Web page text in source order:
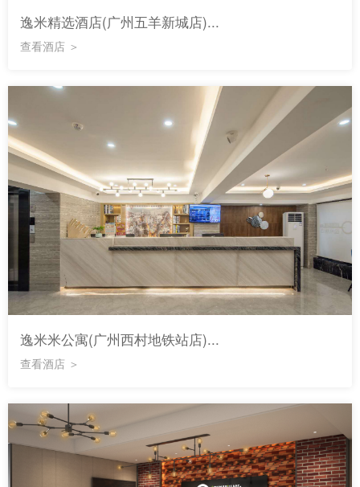
逸米精选酒店(广州五羊新城店)...
查看酒店 ＞
逸米米公寓(广州西村地铁站店)...
查看酒店 ＞